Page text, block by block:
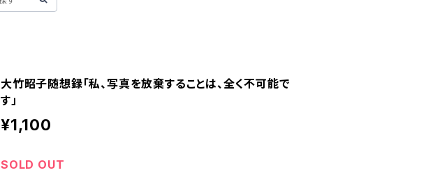
大竹昭子随想録「私、写真を放棄することは、全く不可能で
す」
¥1,100
SOLD OUT